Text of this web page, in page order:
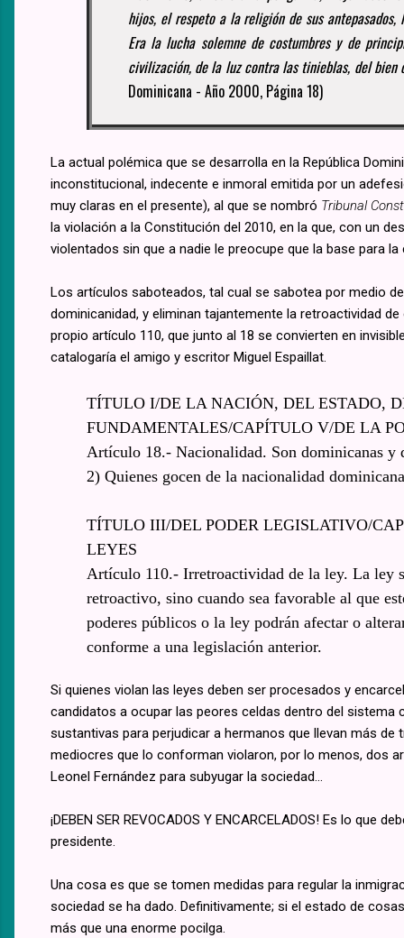
hijos, el respeto a la religión de sus
Era la lucha solemne de costumbres y de
civilización, de la luz contra las tinieblas, del bien
Dominicana - Año 2000, Página 18)
La actual polémica que se desarrolla en la República
inconstitucional, indecente e inmoral emitida por un
muy claras en el presente), al que se nombró Tribunal
la violación a la Constitución del 2010, en la que, con un
violentados sin que a nadie le preocupe que la base para
Los artículos saboteados, tal cual se sabotea por medio
dominicanidad, y eliminan tajantemente la retroactividad
propio artículo 110, que junto al 18 se convierten en
catalogaría el amigo y escritor Miguel Espaillat.
TÍTULO I/DE LA NACIÓN, DEL ESTADO,
FUNDAMENTALES/CAPÍTULO V/DE LA
Artículo 18.- Nacionalidad. Son dominicanas y
2) Quienes gocen de la nacionalidad
TÍTULO III/DEL PODER LEGISLATIVO/
LEYES
Artículo 110.- Irretroactividad de la ley. La ley
retroactivo, sino cuando sea favorable al que
poderes públicos o la ley podrán afectar o
conforme a una legislación anterior.
Si quienes violan las leyes deben ser procesados y
candidatos a ocupar las peores celdas dentro del sistema
sustantivas para perjudicar a hermanos que llevan más
mediocres que lo conforman violaron, por lo menos, dos
Leonel Fernández para subyugar la sociedad...
¡DEBEN SER REVOCADOS Y ENCARCELADOS! Es lo
presidente.
Una cosa es que se tomen medidas para regular la
sociedad se ha dado. Definitivamente; si el estado de
más que una enorme pocilga.